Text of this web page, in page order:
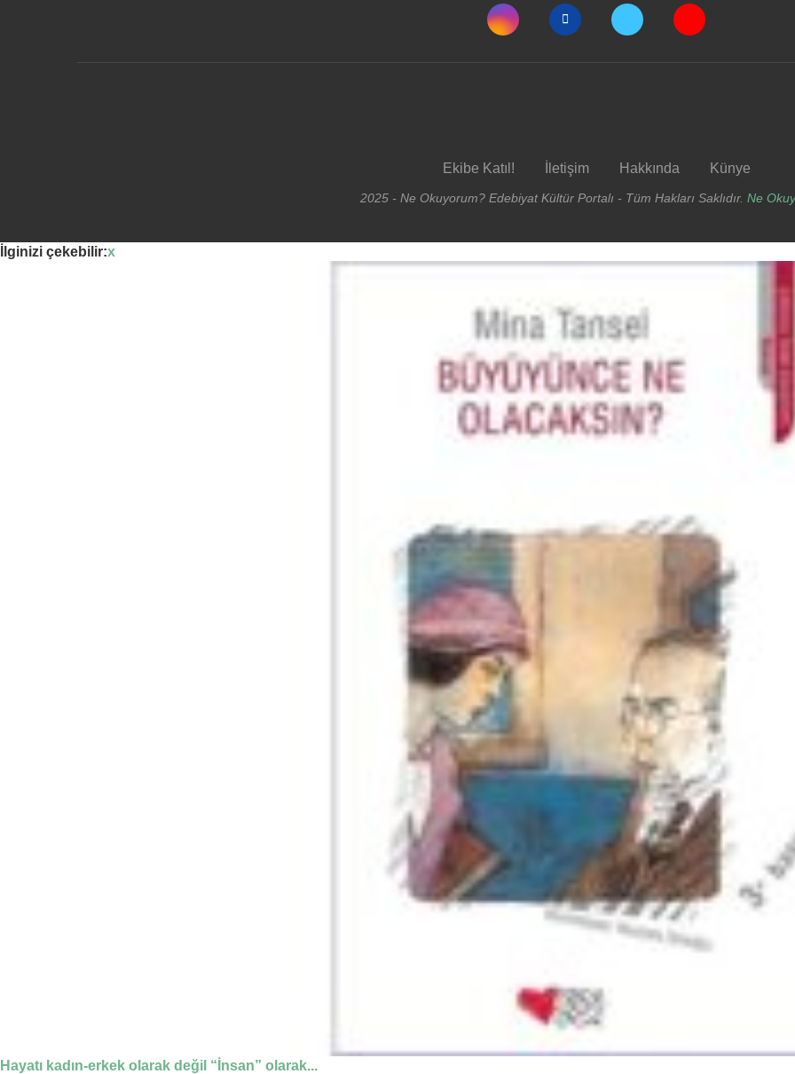
Ekibe Katıl! İletişim Hakkında Künye
2025 - Ne Okuyorum? Edebiyat Kültür Portalı - Tüm Hakları Saklıdır. Ne
İlginizi çekebilir:x
Hayatı kadın-erkek olarak değil “İnsan” olarak...